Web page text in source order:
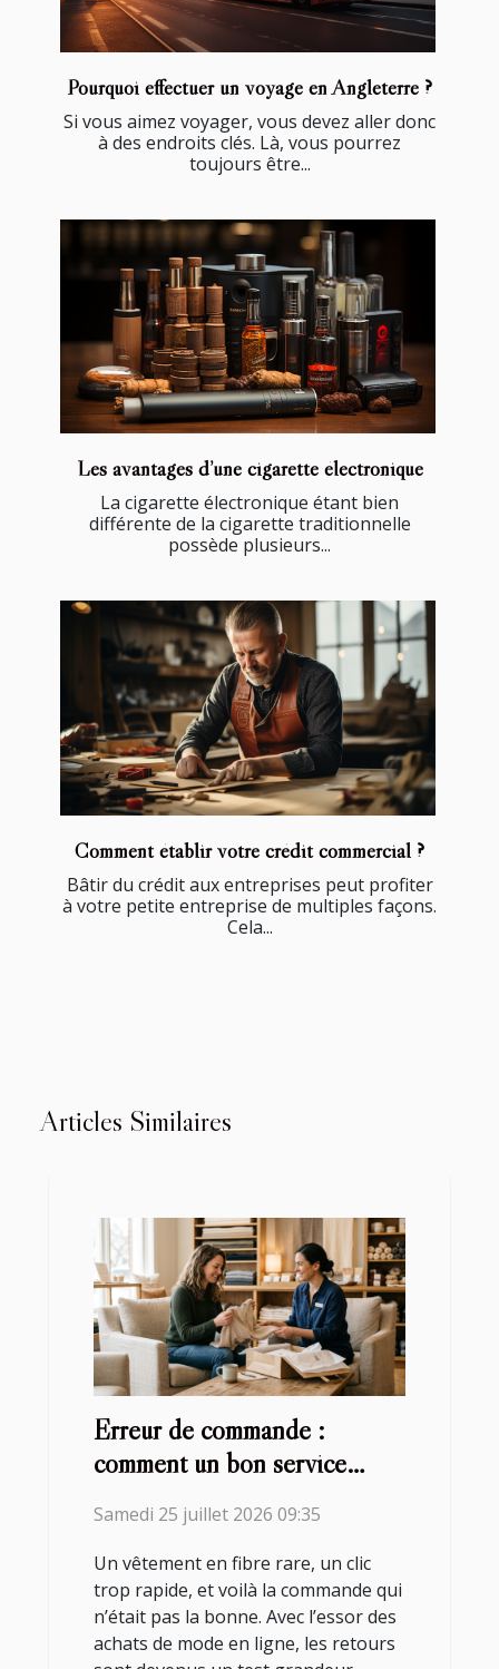
Pourquoi effectuer un voyage en Angleterre ?
Si vous aimez voyager, vous devez aller donc
à des endroits clés. Là, vous pourrez
toujours être...
Les avantages d’une cigarette électronique
La cigarette électronique étant bien
différente de la cigarette traditionnelle
possède plusieurs...
Comment établir votre crédit commercial ?
Bâtir du crédit aux entreprises peut profiter
à votre petite entreprise de multiples façons.
Cela...
Articles Similaires
Erreur de commande :
comment un bon service
vêtement en fibre rare
Samedi 25 juillet 2026 09:35
Un vêtement en fibre rare, un clic
trop rapide, et voilà la commande qui
n’était pas la bonne. Avec l’essor des
achats de mode en ligne, les retours